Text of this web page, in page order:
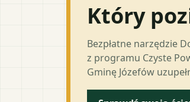
Który
Bezpłatne narzędzie
z programu Czyste
Gminę Józefów